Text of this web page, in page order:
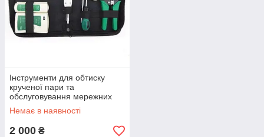
Інструменти для обтиску
крученої пари та
обслуговування мережних
ліній MHZ R11, проф. набір із
8 штук GoodPlace
Немає в наявності
2 000 ₴